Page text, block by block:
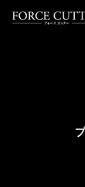
プ